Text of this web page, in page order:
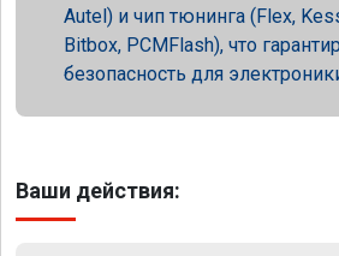
Autel) и чип тюнинга (Flex,
Bitbox, PCMFlash), что
безопасность для
Ваши действия: